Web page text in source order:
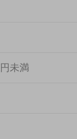
未満